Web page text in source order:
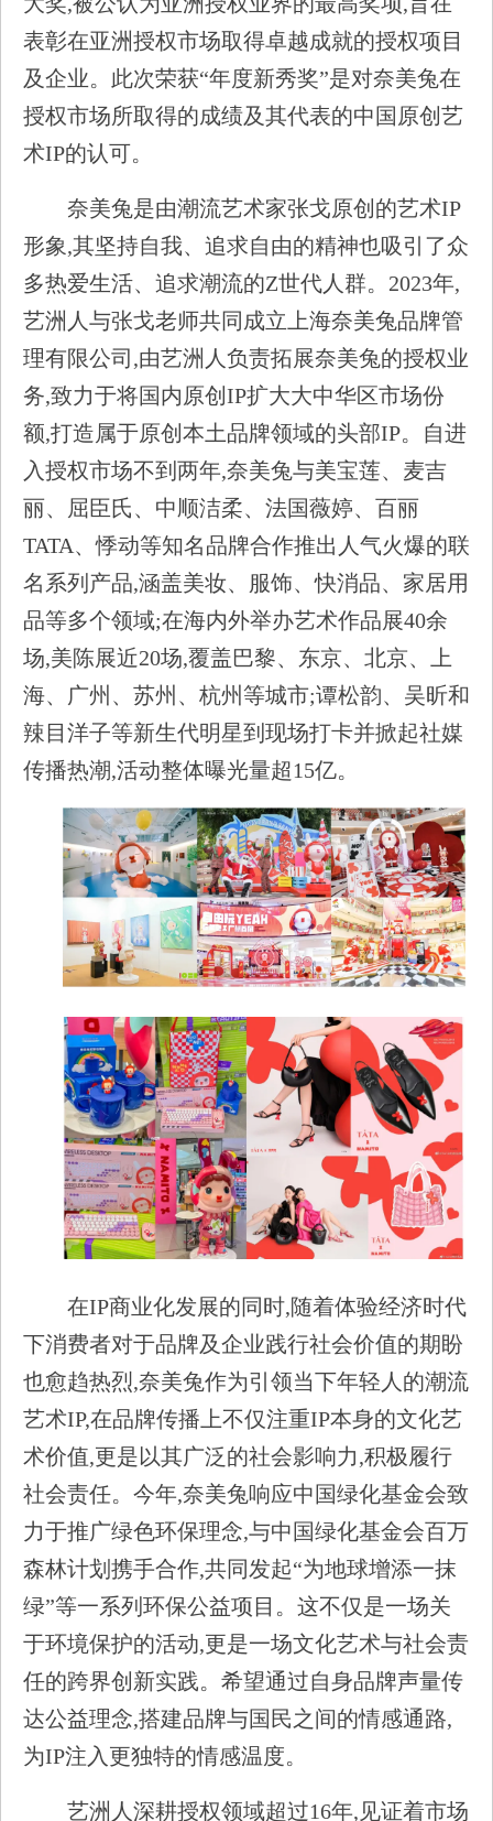
表彰在亚洲授权市场取得卓越成就的授权项目
及企业。此次荣获“年度新秀奖”是对奈美兔在
授权市场所取得的成绩及其代表的中国原创艺
术IP的认可。
奈美兔是由潮流艺术家张戈原创的艺术IP
形象,其坚持自我、追求自由的精神也吸引了众
多热爱生活、追求潮流的Z世代人群。2023年,
艺洲人与张戈老师共同成立上海奈美兔品牌管
理有限公司,由艺洲人负责拓展奈美兔的授权业
务,致力于将国内原创IP扩大大中华区市场份
额,打造属于原创本土品牌领域的头部IP。自进
入授权市场不到两年,奈美兔与美宝莲、麦吉
丽、屈臣氏、中顺洁柔、法国薇婷、百丽
TATA、悸动等知名品牌合作推出人气火爆的联
名系列产品,涵盖美妆、服饰、快消品、家居用
品等多个领域;在海内外举办艺术作品展40余
场,美陈展近20场,覆盖巴黎、东京、北京、上
海、广州、苏州、杭州等城市;谭松韵、吴昕和
辣目洋子等新生代明星到现场打卡并掀起社媒
传播热潮,活动整体曝光量超15亿。
在IP商业化发展的同时,随着体验经济时代
下消费者对于品牌及企业践行社会价值的期盼
也愈趋热烈,奈美兔作为引领当下年轻人的潮流
艺术IP,在品牌传播上不仅注重IP本身的文化艺
术价值,更是以其广泛的社会影响力,积极履行
社会责任。今年,奈美兔响应中国绿化基金会致
力于推广绿色环保理念,与中国绿化基金会百万
森林计划携手合作,共同发起“为地球增添一抹
绿”等一系列环保公益项目。这不仅是一场关
于环境保护的活动,更是一场文化艺术与社会责
任的跨界创新实践。希望通过自身品牌声量传
达公益理念,搭建品牌与国民之间的情感通路,
为IP注入更独特的情感温度。
艺洲人深耕授权领域超过16年,见证着市场